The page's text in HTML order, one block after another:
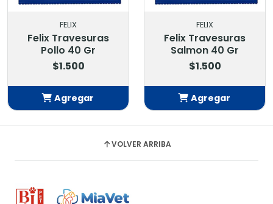
FELIX
Felix Travesuras
Pollo 40 Gr
$1.500
Agregar
FELIX
Felix Travesuras
Salmon 40 Gr
$1.500
Agregar
VOLVER ARRIBA